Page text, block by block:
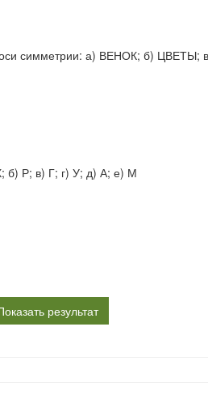
оси симметрии: а) ВЕНОК; б)
б) Р; в) Г; г) У; д) А; е) М
результат